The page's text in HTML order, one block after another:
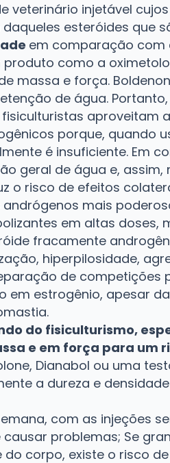
veterinário injetável
esteróides que
em comparação com
como a
massa e força.
de água.
fisiculturistas aproveitam
porque, quando
é insuficiente. Em
geral de água e, assim,
o risco de efeitos
mais
em altas doses,
fracamente
hiperpilosidade,
de competições
estrogênio, apesar
do fisiculturismo,
e em força para um
Dianabol ou uma
a dureza e
com as injeções
problemas; Se
corpo, existe o risco